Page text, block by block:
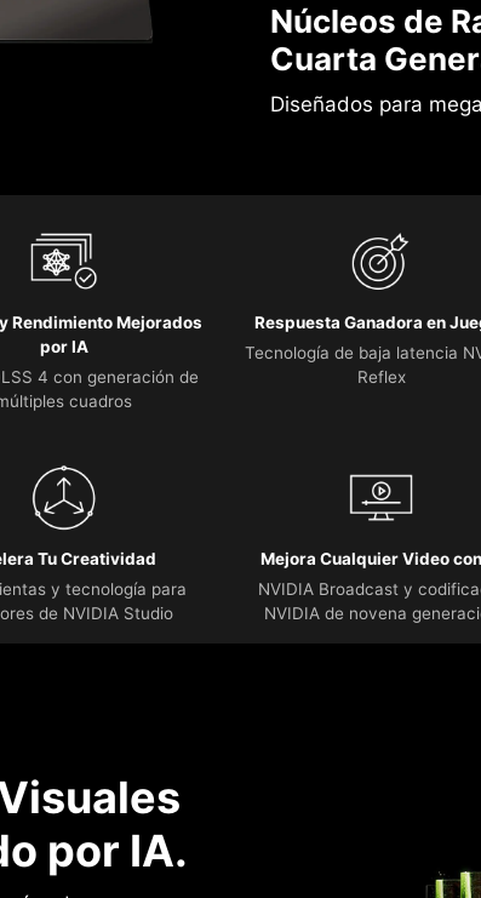
Núcleos de
Cuarta
Diseñados para
Rendimiento Mejorados
por IA
4 con generación de
cuadros
Respuesta Ganadora en
Tecnología de baja latencia
Reflex
Tu Creatividad
y tecnología para
de NVIDIA Studio
Mejora Cualquier Video
NVIDIA Broadcast y
NVIDIA de novena
por IA.